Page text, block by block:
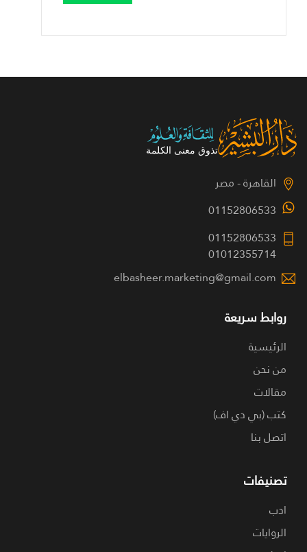
القاهرة - مصر
01152806533
01152806533
01012355714
elbasheer.marketing@gmail.com
روابط سريعة
الرئيسية
من نحن
مقالات
كتب (بي دي اف)
اتصل بنا
تصنيفات
ادب
الروايات